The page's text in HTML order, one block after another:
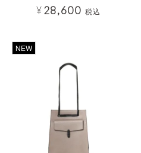
¥28,600 税込
NEW